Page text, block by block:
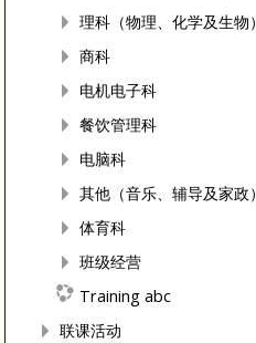
理科（物理、化学及生物）
商科
电机电子科
餐饮管理科
电脑科
其他（音乐、辅导及家政）
体育科
班级经营
Training abc
联课活动